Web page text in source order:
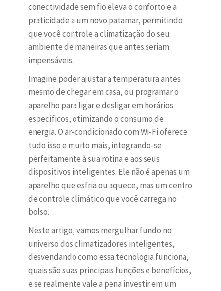
conectividade sem fio eleva o conforto e a
praticidade a um novo patamar, permitindo
que você controle a climatização do seu
ambiente de maneiras que antes seriam
impensáveis.
Imagine poder ajustar a temperatura antes
mesmo de chegar em casa, ou programar o
aparelho para ligar e desligar em horários
específicos, otimizando o consumo de
energia. O ar-condicionado com Wi-Fi oferece
tudo isso e muito mais, integrando-se
perfeitamente à sua rotina e aos seus
dispositivos inteligentes. Ele não é apenas um
aparelho que esfria ou aquece, mas um centro
de controle climático que você carrega no
bolso.
Neste artigo, vamos mergulhar fundo no
universo dos climatizadores inteligentes,
desvendando como essa tecnologia funciona,
quais são suas principais funções e benefícios,
e se realmente vale a pena investir em um